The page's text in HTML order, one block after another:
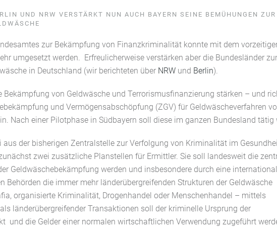
UND NRW VERSTÄRKT NUN AUCH BAYERN SEINE BEMÜHUNGEN ZUR
zur Bekämpfung von Finanzkriminalität konnte mit dem
umgesetzt werden. Erfreulicherweise verstärken aber die Bundesländer
in Deutschland (wir berichteten über NRW und Berlin).
Bekämpfung von Geldwäsche und Terrorismusfinanzierung stärken – und
und Vermögensabschöpfung (ZGV) für Geldwäscheverfahren
Nach einer Pilotphase in Südbayern soll diese im ganzen Bundesland tätig
aus der bisherigen Zentralstelle zur Verfolgung von Kriminalität im
zwei zusätzliche Planstellen für Ermittler. Sie soll landesweit die
Geldwäschebekämpfung werden und insbesondere durch eine
Behörden die immer mehr länderübergreifenden Strukturen der Geldwäsche
organisierte Kriminalität, Drogenhandel oder Menschenhandel – mittels
länderübergreifender Transaktionen soll der kriminelle Ursprung der
und die Gelder einer normalen wirtschaftlichen Verwendung zugeführt